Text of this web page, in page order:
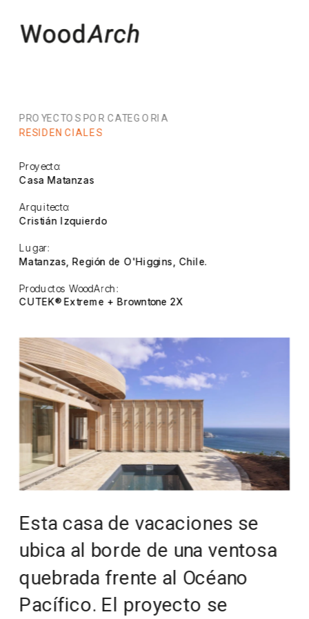
PROYECTOS POR CATEGORIA
RESIDENCIALES
Proyecto:
Casa Matanzas
Arquitecto:
Cristián Izquierdo
Lugar:
Matanzas, Región de O'Higgins, Chile.
Productos WoodArch:
CUTEK® Extreme + Browntone 2X
Esta casa de vacaciones se
ubica al borde de una ventosa
quebrada frente al Océano
Pacífico. El proyecto se